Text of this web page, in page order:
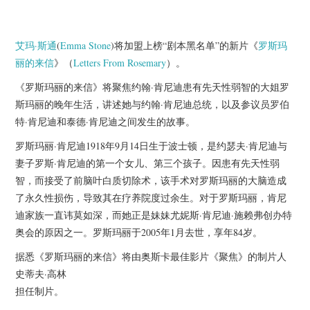
脱口秀
美剧英剧
电影档期
推荐电影
艾玛·斯通(Emma Stone)将加盟上榜“剧本黑名单”的新片《罗斯玛
丽的来信》（Letters From Rosemary）。
《罗斯玛丽的来信》将聚焦约翰·肯尼迪患有先天性弱智的大姐罗
斯玛丽的晚年生活，讲述她与约翰·肯尼迪总统，以及参议员罗伯
特·肯尼迪和泰德·肯尼迪之间发生的故事。
罗斯玛丽·肯尼迪1918年9月14日生于波士顿，是约瑟夫·肯尼迪与
妻子罗斯·肯尼迪的第一个女儿、第三个孩子。因患有先天性弱
智，而接受了前脑叶白质切除术，该手术对罗斯玛丽的大脑造成
了永久性损伤，导致其在疗养院度过余生。对于罗斯玛丽，肯尼
迪家族一直讳莫如深，而她正是妹妹尤妮斯·肯尼迪·施赖弗创办特
奥会的原因之一。罗斯玛丽于2005年1月去世，享年84岁。
据悉《罗斯玛丽的来信》将由奥斯卡最佳影片《聚焦》的制片人
史蒂夫·高林
担任制片。